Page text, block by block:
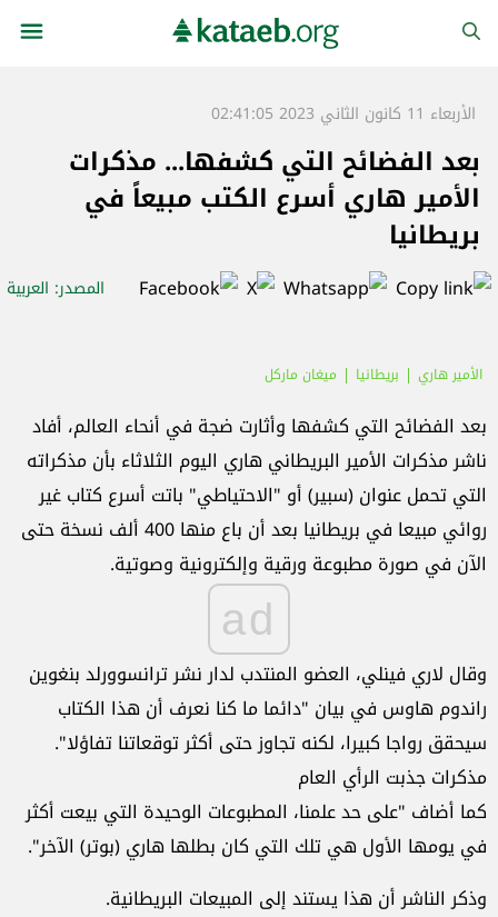
الأربعاء 11 كانون الثاني 2023 02:41:05
بعد الفضائح التي كشفها... مذكرات
الأمير هاري أسرع الكتب مبيعاً في
بريطانيا
المصدر: العربية
الأمير هاري بريطانيا ميغان ماركل
بعد الفضائح التي كشفها وأثارت ضجة في أنحاء العالم، أفاد
ناشر مذكرات الأمير البريطاني هاري اليوم الثلاثاء بأن مذكراته
التي تحمل عنوان (سبير) أو "الاحتياطي" باتت أسرع كتاب غير
روائي مبيعا في بريطانيا بعد أن باع منها 400 ألف نسخة حتى
الآن في صورة مطبوعة ورقية وإلكترونية وصوتية.
ad
وقال لاري فينلي، العضو المنتدب لدار نشر ترانسوورلد بنغوين
راندوم هاوس في بيان "دائما ما كنا نعرف أن هذا الكتاب
سيحقق رواجا كبيرا، لكنه تجاوز حتى أكثر توقعاتنا تفاؤلا".
مذكرات جذبت الرأي العام
كما أضاف "على حد علمنا، المطبوعات الوحيدة التي بيعت أكثر
في يومها الأول هي تلك التي كان بطلها هاري (بوتر) الآخر".
وذكر الناشر أن هذا يستند إلى المبيعات البريطانية.